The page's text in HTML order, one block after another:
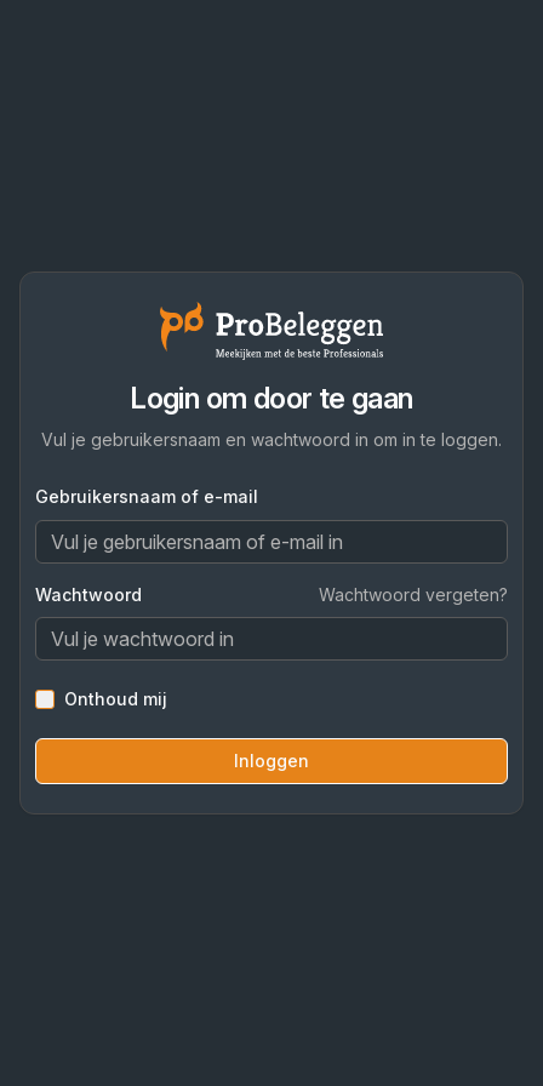
Login om door te gaan
Vul je gebruikersnaam en wachtwoord in om in te loggen.
Gebruikersnaam of e-mail
Wachtwoord Wachtwoord vergeten?
Onthoud mij
Inloggen